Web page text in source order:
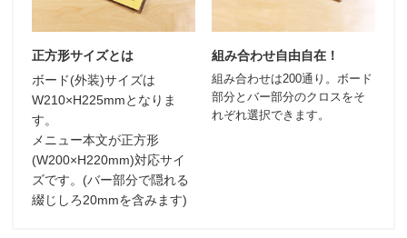
正方形サイズとは
ボード(外装)サイズは
W210×H225mmとなりま
す。
メニュー本文が正方形
(W200×H220mm)対応サイ
ズです。 (バー部分で隠れる
綴じしろ20mmを含みます)
組み合わせ自由自在！
組み合わせは200通り。ボード
部分とバー部分のクロスをそ
れぞれ選択できます。